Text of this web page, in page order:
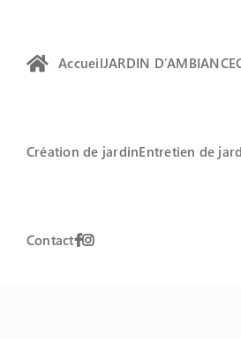
AccueilJARDIN D’AMBIANCE
Création de jardinEntretien de
Contact